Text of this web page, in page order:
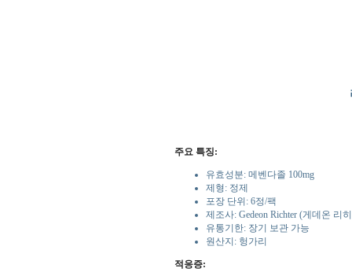
주요 특징:
유효성분: 메벤다졸 100mg
제형: 정제
포장 단위: 6정/팩
제조사: Gedeon Richter (게데온 리
유통기한: 장기 보관 가능
원산지: 헝가리
적응증: